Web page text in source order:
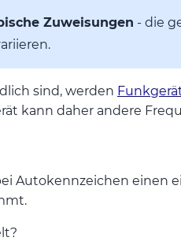
Zuweisungen - die
sind, werden
kann daher andere
Autokennzeichen einen